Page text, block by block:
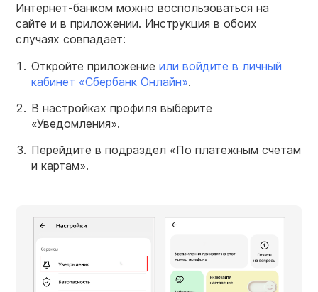
Интернет-банком можно воспользоваться на
сайте и в приложении. Инструкция в обоих
случаях совпадает:
Откройте приложение или войдите в личный
кабинет «Сбербанк Онлайн».
В настройках профиля выберите
«Уведомления».
Перейдите в подраздел «По платежным счетам
и картам».